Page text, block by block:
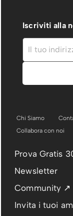
Iscriviti alla
Chi Siamo
Collabora con noi
Prova Gratis
Newsletter
Community ↗
Invita i tuoi